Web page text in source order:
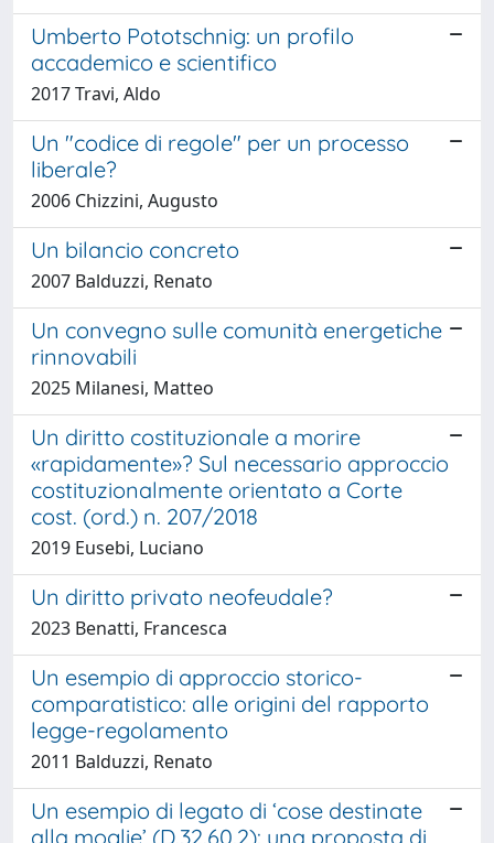
Umberto Pototschnig: un profilo
accademico e scientifico
2017 Travi, Aldo
Un "codice di regole" per un processo
liberale?
2006 Chizzini, Augusto
Un bilancio concreto
2007 Balduzzi, Renato
Un convegno sulle comunità energetiche
rinnovabili
2025 Milanesi, Matteo
Un diritto costituzionale a morire
«rapidamente»? Sul necessario approccio
costituzionalmente orientato a Corte
cost. (ord.) n. 207/2018
2019 Eusebi, Luciano
Un diritto privato neofeudale?
2023 Benatti, Francesca
Un esempio di approccio storico-
comparatistico: alle origini del rapporto
legge-regolamento
2011 Balduzzi, Renato
Un esempio di legato di ‘cose destinate
alla moglie’ (D.32.60.2): una proposta di